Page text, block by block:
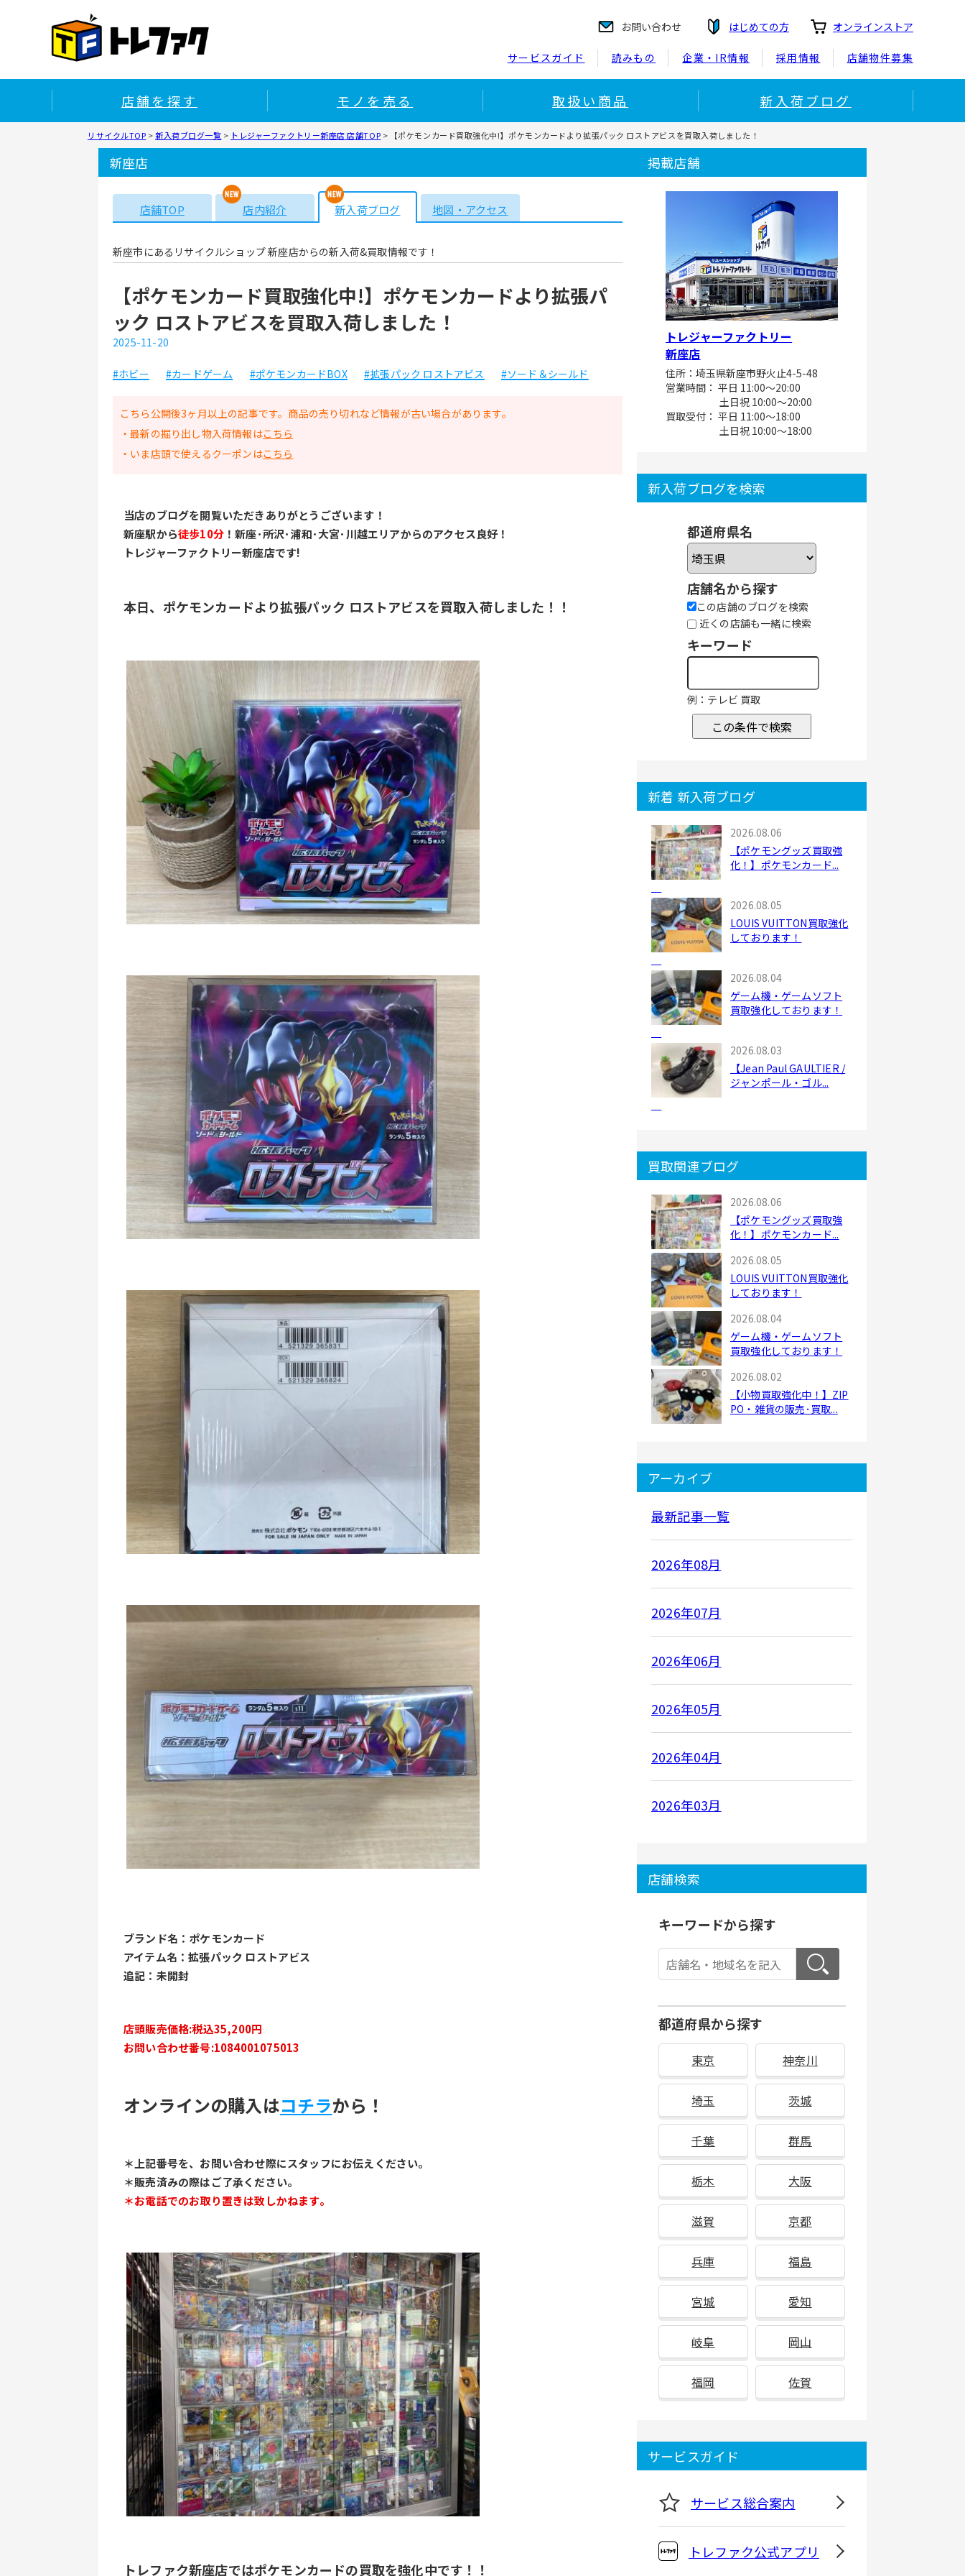
お問い合わせ はじめての方 オンラインストア
サービスガイド 読みもの 企業・IR情報 採用情報 店舗物件募集
店舗を探す モノを売る 取扱い商品 新入荷ブログ
リサイクルTOP >新入荷ブログ一覧 > トレジャーファクトリー新座店 店舗TOP > 【ポケモンカード買取強化中!】ポケモンカードより拡張パック ロストアビスを買取入荷しました！
新座店
店舗TOP 店内紹介 新入荷ブログ 地図・アクセス
新座市にあるリサイクルショップ 新座店からの新入荷&買取情報です！
【ポケモンカード買取強化中!】ポケモンカードより拡張パ
ック ロストアビスを買取入荷しました！
2025-11-20
#ホビー #カードゲーム #ポケモンカードBOX #拡張パック ロストアビス #ソード＆シールド
こちら公開後3ヶ月以上の記事です。商品の売り切れなど情報が古い場合があります。
・最新の掘り出し物入荷情報はこちら
・いま店頭で使えるクーポンはこちら
当店のブログを閲覧いただきありがとうございます！
新座駅から徒歩10分 ！新座･所沢･浦和･大宮･川越エリアからのアクセス良好！
トレジャーファクトリー新座店です!
本日、ポケモンカードより拡張パック ロストアビスを買取入荷しました！！
ブランド名：ポケモンカード
アイテム名：拡張パック ロストアビス
追記：未開封
店頭販売価格:税込35,200円
お問い合わせ番号:1084001075013
オンラインの購入はコチラから！
＊上記番号を、お問い合わせ際にスタッフにお伝えください。
＊販売済みの際はご了承ください。
＊お電話でのお取り置きは致しかねます。
﻿トレファク新座店ではポケモンカードの買取を強化中です！！
掲載店舗
トレジャーファクトリー
新座店
住所：埼玉県新座市野火止4-5-48
営業時間： 平日 11:00～20:00
土日祝 10:00～20:00
買取受付： 平日 11:00～18:00
土日祝 10:00～18:00
新入荷ブログを検索
都道府県名
店舗名から探す
この店舗のブログを検索
近くの店舗も一緒に検索
キーワード
例：テレビ 買取
この条件で検索
新着 新入荷ブログ
2026.08.06
【ポケモングッズ買取強
化！】ポケモンカード...
2026.08.05
LOUIS VUITTON買取強化
しております！
2026.08.04
ゲーム機・ゲームソフト
買取強化しております！
2026.08.03
【Jean Paul GAULTIER /
ジャンポール・ゴル...
買取関連ブログ
2026.08.06
【ポケモングッズ買取強
化！】ポケモンカード...
2026.08.05
LOUIS VUITTON買取強化
しております！
2026.08.04
ゲーム機・ゲームソフト
買取強化しております！
2026.08.02
【小物買取強化中！】ZIP
PO・雑貨の販売･買取...
アーカイブ
最新記事一覧
2026年08月
2026年07月
2026年06月
2026年05月
2026年04月
2026年03月
店舗検索
キーワードから探す
都道府県から探す
東京 神奈川
埼玉 茨城
千葉 群馬
栃木 大阪
滋賀 京都
兵庫 福島
宮城 愛知
岐阜 岡山
福岡 佐賀
サービスガイド
サービス総合案内
トレファク公式アプリ